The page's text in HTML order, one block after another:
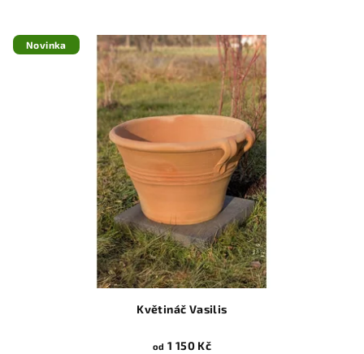
Novinka
Květináč Vasilis
od 1 150 Kč